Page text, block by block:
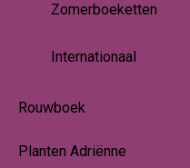
Zomerboeketten
Internationaal
Rouwboek
Planten Adriënne